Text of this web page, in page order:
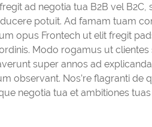
ad negotia tua B2B vel B2C,
potuit. Ad famam tuam
opus Frontech ut elit fregit
Modo rogamus ut clientes
super annos ad
observant. Nos’re flagranti de
negotia tua et ambitiones